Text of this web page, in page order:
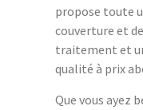
propose toute
couverture et
traitement et
qualité à prix
Que vous ayez